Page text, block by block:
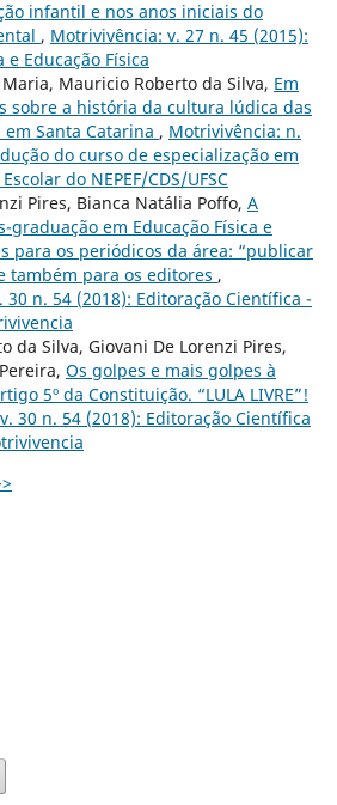
infantil e nos anos iniciais do
, Motrivivência: v. 27 n. 45 (2015):
Educação Física
Mauricio Roberto da Silva, Em
sobre a história da cultura lúdica das
Santa Catarina , Motrivivência: n.
do curso de especialização em
do NEPEF/CDS/UFSC
Pires, Bianca Natália Poffo, A
graduação em Educação Física e
para os periódicos da área: “publicar
também para os editores ,
30 n. 54 (2018): Editoração Científica -
da Silva, Giovani De Lorenzi Pires,
Os golpes e mais golpes à
5º da Constituição. “LULA LIVRE”!
30 n. 54 (2018): Editoração Científica